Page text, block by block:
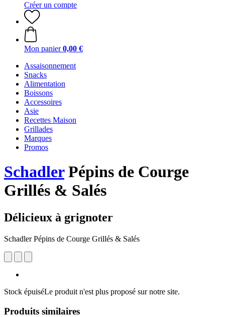
Créer un compte
Mon panier 0,00 €
Assaisonnement
Snacks
Alimentation
Boissons
Accessoires
Asie
Recettes Maison
Grillades
Marques
Promos
SchadlerPépins de Courge
Grillés & Salés
Délicieux à grignoter
Schadler Pépins de Courge Grillés & Salés
Stock épuiséLe produit n'est plus proposé sur notre site.
Produits similaires